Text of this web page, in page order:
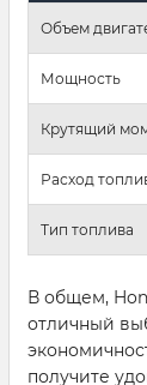
Объем
Мощность
Крутящий
Расход
Тип топлива
В общем,
отличный
получите